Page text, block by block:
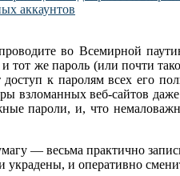
аккаунтов
во Всемирной
тот же пароль (или почти
к паролям всех его
взломанных веб-сайтов
пароли, и, что
— весьма практично
украдены, и оперативно